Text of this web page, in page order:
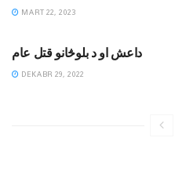
MART 22, 2023
داعش او د بلوڅانو قتل عام
DEKABR 29, 2022